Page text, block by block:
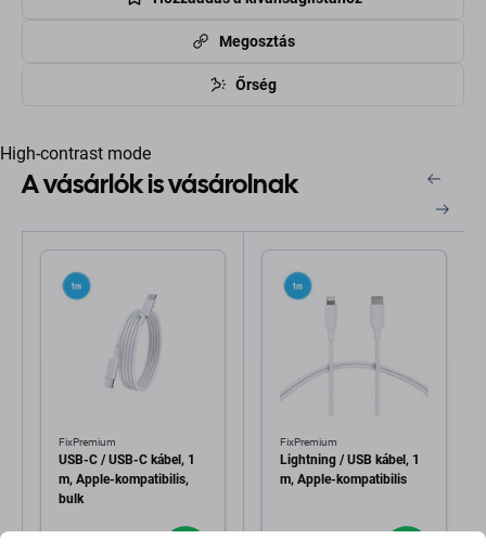
Megosztás
Őrség
High-contrast mode
A vásárlók is vásárolnak
FixPremium
USB-C / USB-C kábel, 1
m, Apple-kompatibilis,
bulk
2 400 Ft
FixPremium
Lightning / USB kábel, 1
m, Apple-kompatibilis
2 080 Ft